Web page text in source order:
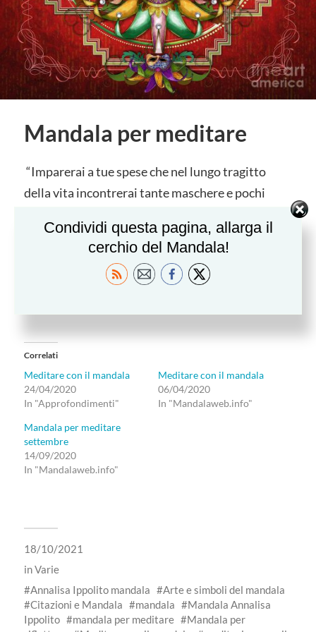
Mandala per meditare
“Imparerai a tue spese che nel lungo tragitto
della vita incontrerai tante maschere e pochi
Luigi Pirandello
Mandala Festival Masks V2, artwork by
Correlati
Meditare con il mandala
24/04/2020
In "Approfondimenti"
Meditare con il mandala
06/04/2020
In "Mandalaweb.info"
Mandala per meditare
settembre
14/09/2020
In "Mandalaweb.info"
18/10/2021
inVarie
Annalisa Ippolito mandala
Arte e simboli del mandala
Citazioni e Mandala
mandala
Mandala Annalisa
Ippolito
mandala per meditare
Mandala per
Condividi questa pagina, allarga il
cerchio del Mandala!